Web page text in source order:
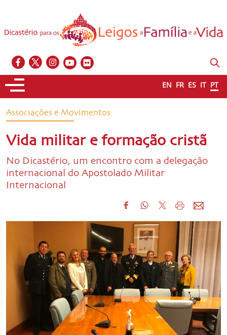
EN FR ES IT PT
Associações e Movimentos
Vida militar e formação cristã
No Dicastério, um encontro com a delegação
internacional do Apostolado Militar
Internacional